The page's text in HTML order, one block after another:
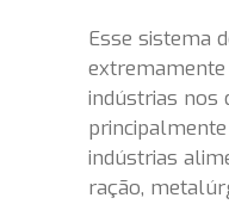
Esse sistema
indústrias nos
indústrias
ração,